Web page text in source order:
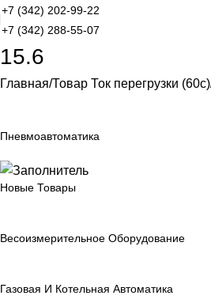
+7 (342) 202-99-22
+7 (342) 288-55-07
15.6
Главная Товар Ток перегрузки (60с)
Пневмоавтоматика
Новые Товары
Весоизмерительное Оборудование
Газовая И Котельная Автоматика